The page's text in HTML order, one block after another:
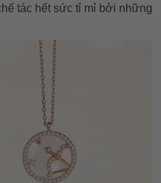
tác hết sức tỉ mỉ bởi những